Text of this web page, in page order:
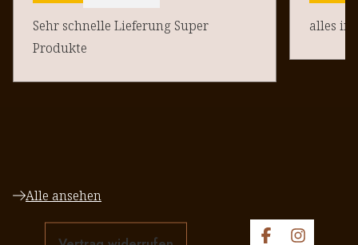
Sehr schnelle Lieferung Super
Produkte
alles in
Alle ansehen